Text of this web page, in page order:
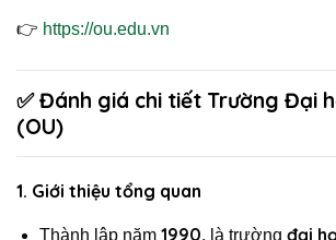
👉 https://ou.edu.vn
✅ Đánh giá chi tiết Trường Đại
(OU)
1. Giới thiệu tổng quan
Thành lập năm 1990, là trường đại